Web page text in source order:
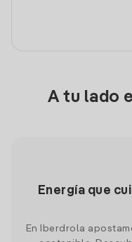
A tu lado
Energía que
En Iberdrola